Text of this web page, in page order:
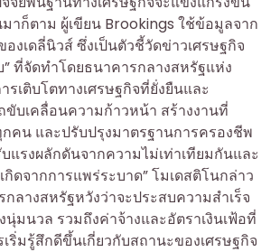
าก็ตาม ผู้เขียน Brookings ใช้ข้อมูลจาก
งเดลี่นิวส์ ซึ่งเป็นตัวชี้วัดข่าวเศรษฐกิจ
” ที่จัดทำโดยธนาคารกลางสหรัฐแห่ง
เติบโตทางเศรษฐกิจที่ยั่งยืนและ
บเคลื่อนความก้าวหน้า สร้างงานที่
คน และปรับปรุงมาตรฐานการครองชีพ
แรงผลักดันจากความไม่เท่าเทียมกันและ
ดจากการแพร่ระบาด” โมเดสติโนกล่าว
ลางสหรัฐหวังว่าจะประสบความสำเร็จ
นุ่มนวล รวมถึงค่าจ้างและอัตราเงินเฟ้อที่
ริ่มรู้สึกดีขึ้นเกี่ยวกับสถานะของเศรษฐกิจ